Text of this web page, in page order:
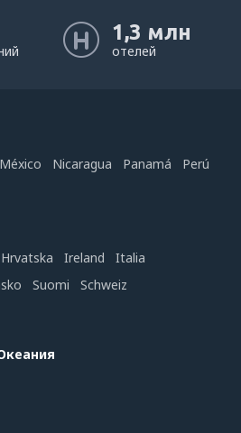
1,3 млн
отелей
México Nicaragua Panamá Perú
Hrvatska Ireland
Italia
Suomi Schweiz